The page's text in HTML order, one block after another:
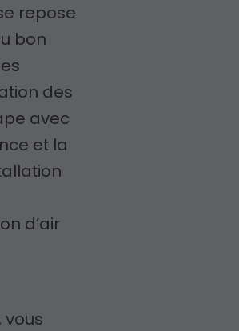
repose
bon
des
avec
et la
d’air